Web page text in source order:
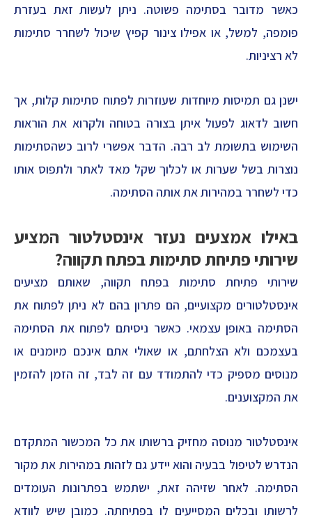
כאשר מדובר בסתימה פשוטה. ניתן לעשות זאת בעזרת
פומפה, למשל, או אפילו צינור קפיץ שיכול לשחרר סתימות
לא רציניות.
ישנן גם תמיסות מיוחדות שעוזרות לפתוח סתימות קלות, אך
חשוב לדאוג לפעול איתן בצורה בטוחה ולקרוא את הוראות
השימוש בתשומת לב רבה. הדבר אפשרי לרוב כשהסתימות
נוצרות בשל שערות או לכלוך שקל מאד לאתר ולתפוס אותו
כדי לשחרר במהירות את אותה הסתימה.
באילו אמצעים נעזר אינסטלטור המציע
שירותי פתיחת סתימות בפתח תקווה?
שירותי פתיחת סתימות בפתח תקווה, שאותם מציעים
אינסטלטורים מקצועיים, הם פתרון בהם לא ניתן לפתוח את
הסתימה באופן עצמאי. כאשר ניסיתם לפתוח את הסתימה
בעצמכם ולא הצלחתם, או שאולי אתם אינכם מיומנים או
מנוסים מספיק כדי להתמודד עם זה לבד, זה הזמן להזמין
את המקצוענים.
אינסטלטור מנוסה מחזיק ברשותו את כל המכשור המתקדם
הנדרש לטיפול בבעיה והוא יידע גם לזהות במהירות את מקור
הסתימה. לאחר שזיהה זאת, ישתמש בפתרונות העומדים
לרשותו ובכלים המסייעים לו בפתיחתה. כמובן שיש לוודא